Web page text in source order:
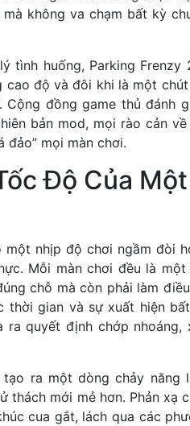
không va chạm bất kỳ
huống, Parking Frenzy
độ và đôi khi là một chút
đồng game thủ đánh
bản mod, mọi rào cản
đảo” mọi màn chơi.
Độ Của
nhịp độ chơi ngầm đòi
Mỗi màn chơi đều là
chỗ mà còn phải làm
thời gian và sự xuất hiện
quyết định chớp nhoáng,
ra một dòng chảy năng
thách mới mẻ hơn. Phản xạ
cua gắt, lách qua các